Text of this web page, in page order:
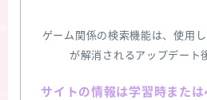
ゲーム関係の検索機能は、使用
が解消されるアップデート
サイトの情報は学習時また